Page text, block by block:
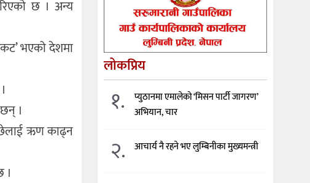
छ । अन्य
भएको देशमा
।
ऋण काढ्न
।
लोकप्रिय
१.
प्युठानमा एमालेको ‘मिसन पार्टी जागरण’
अभियान, चार
२. आचार्य नै रहने भए लुम्बिनीका मुख्यमन्त्री